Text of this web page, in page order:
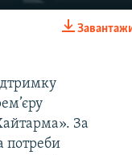
За
потреби